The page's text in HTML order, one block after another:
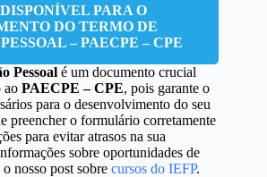
PARA O
DO TERMO DE
– PAECPE – CPE
Pessoal é um documento crucial
ao PAECPE – CPE, pois garante o
para o desenvolvimento do seu
preencher o formulário corretamente
para evitar atrasos na sua
sobre oportunidades de
nosso post sobre cursos do IEFP.